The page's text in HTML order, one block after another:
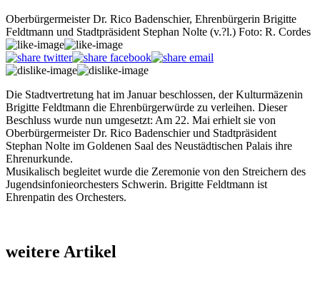
Oberbürgermeister Dr. Rico Badenschier, Ehrenbürgerin Brigitte
Feldtmann und Stadtpräsident Stephan Nolte (v.?l.) Foto: R. Cordes
Die Stadtvertretung hat im Januar beschlossen, der Kulturmäzenin
Brigitte Feldtmann die Ehrenbürgerwürde zu verleihen. Dieser
Beschluss wurde nun umgesetzt: Am 22. Mai erhielt sie von
Oberbürgermeister Dr. Rico Badenschier und Stadtpräsident
Stephan Nolte im Goldenen Saal des Neustädtischen Palais ihre
Ehrenurkunde.
Musikalisch begleitet wurde die Zeremonie von den Streichern des
Jugendsinfonieorchesters Schwerin. Brigitte Feldtmann ist
Ehrenpatin des Orchesters.
weitere Artikel